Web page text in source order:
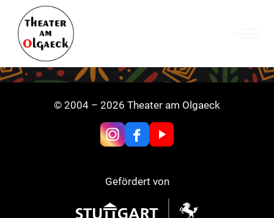
Inhalt
springen
© 2004 – 2026 Theater am Olgaeck
Gefördert von